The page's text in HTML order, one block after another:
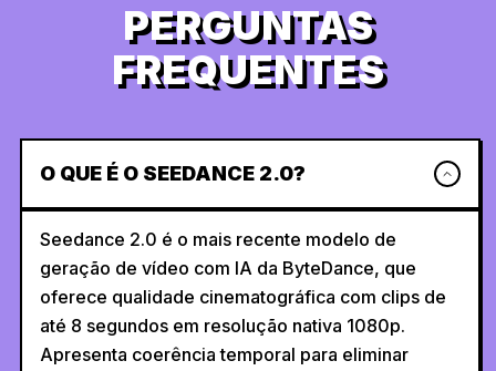
PERGUNTAS
FREQUENTES
O QUE É O SEEDANCE 2.0?
Seedance 2.0 é o mais recente modelo de
geração de vídeo com IA da ByteDance, que
oferece qualidade cinematográfica com clips de
até 8 segundos em resolução nativa 1080p.
Apresenta coerência temporal para eliminar